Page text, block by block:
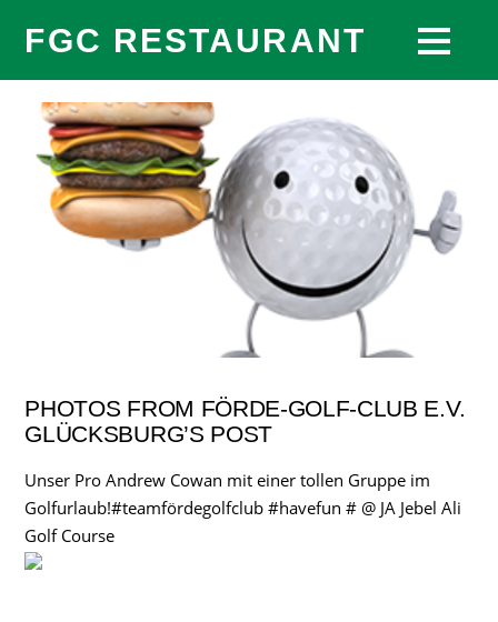
FGC RESTAURANT
PHOTOS FROM FÖRDE-GOLF-CLUB E.V.
GLÜCKSBURG’S POST
Unser Pro Andrew Cowan mit einer tollen Gruppe im
Golfurlaub!#teamfördegolfclub #havefun # @ JA Jebel Ali
Golf Course